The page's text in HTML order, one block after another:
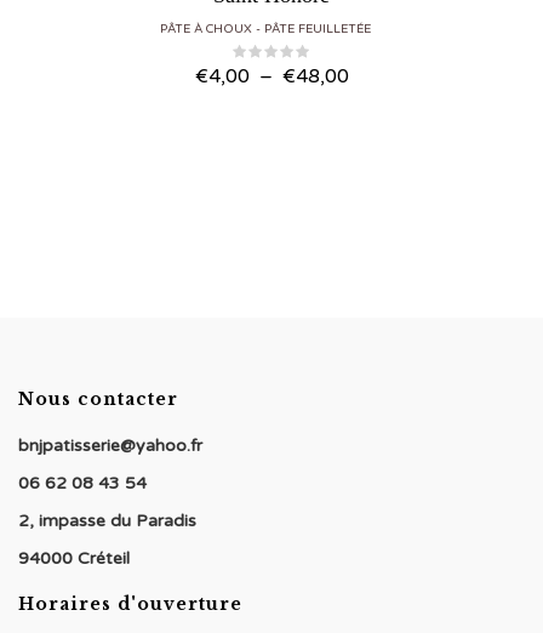
PÂTE À CHOUX PÂTE FEUILLETÉE
€4,00 – €48,00Plage
Nous contacter
bnjpatisserie@yahoo.fr
06 62 08 43 54
2, impasse du Paradis
94000 Créteil
Horaires d'ouverture